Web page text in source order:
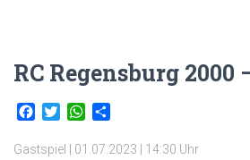
RC Regensburg
Facebook
TwitterWhatsApp
Gastspiel | 01.07.2023 | 14:30 Uhr